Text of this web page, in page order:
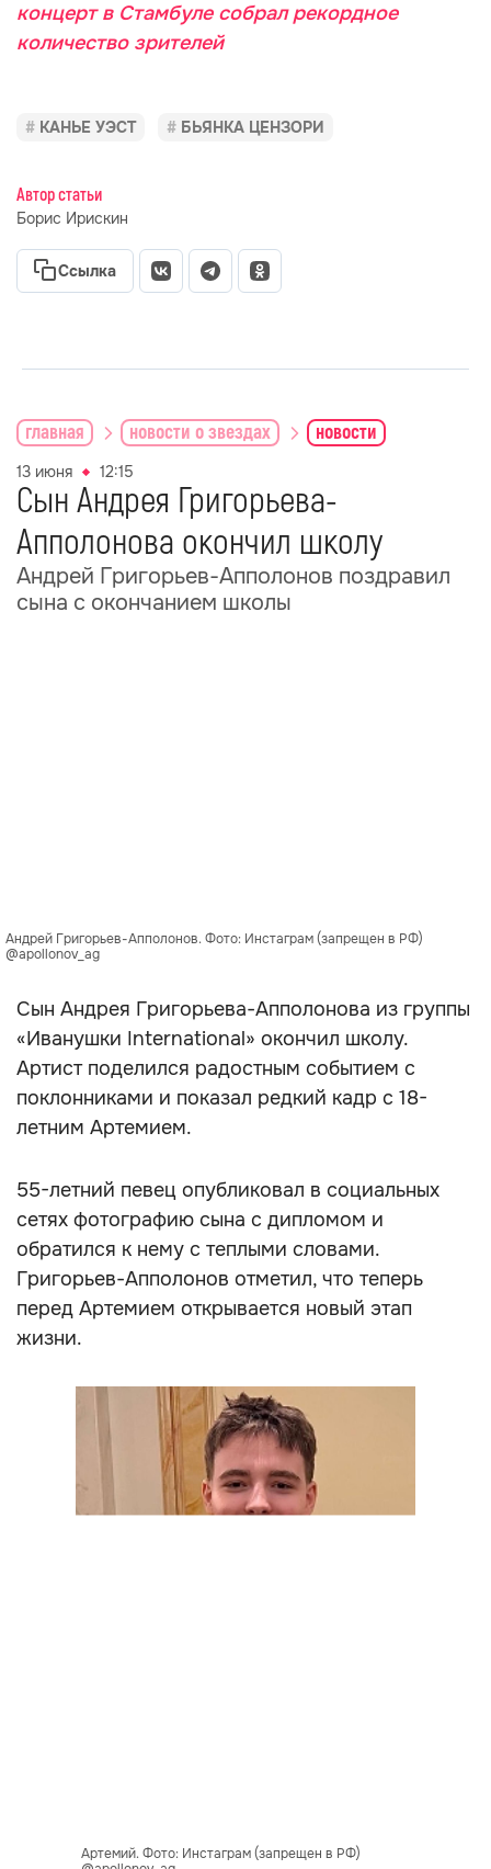
концерт в Стамбуле собрал рекордное
количество зрителей
КАНЬЕ УЭСТ БЬЯНКА ЦЕНЗОРИ
Автор статьи
Борис Ирискин
Ссылка
главная новости о звездах новости
13 июня 12:15
Сын Андрея Григорьева-
Апполонова окончил школу
Андрей Григорьев-Апполонов поздравил
сына с окончанием школы
Андрей Григорьев-Апполонов. Фото: Инстаграм (запрещен в РФ)
@apollonov_ag
Сын Андрея Григорьева-Апполонова из группы
«Иванушки International» окончил школу.
Артист поделился радостным событием с
поклонниками и показал редкий кадр с 18-
летним Артемием.
55-летний певец опубликовал в социальных
сетях фотографию сына с дипломом и
обратился к нему с теплыми словами.
Григорьев-Апполонов отметил, что теперь
перед Артемием открывается новый этап
жизни.
Артемий. Фото: Инстаграм (запрещен в РФ)